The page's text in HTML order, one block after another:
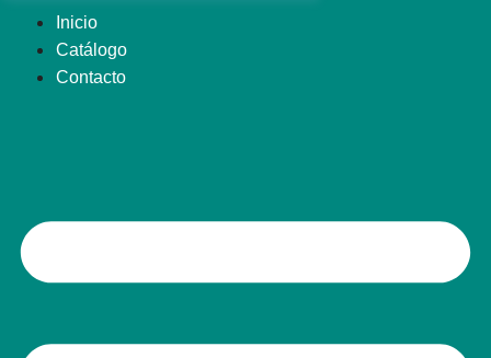
Inicio
Catálogo
Contacto